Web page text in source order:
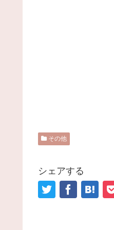
その他
シェアする